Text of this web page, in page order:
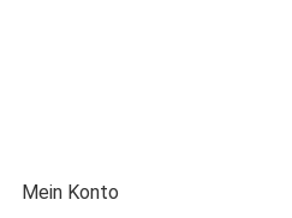
Mein Konto